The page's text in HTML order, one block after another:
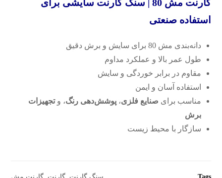
گارنت مش 80 | سنگ گارنت سایشی برای
استفاده صنعتی
دانه‌بندی مش 80 برای سایش و برش دقیق
طول عمر بالا و عملکرد مداوم
مقاوم در برابر خوردگی و سایش
استفاده آسان و ایمن
مناسب برای صنایع فلزی،پوشش‌دهی رنگ، وتجهیزات
برش
سازگار با محیط زیست